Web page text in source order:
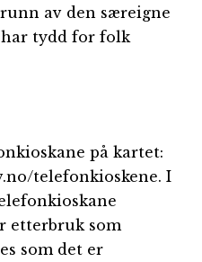
av den særeigne
tydd for folk
på kartet:
telefonkioskene. I
etterbruk som
som det er